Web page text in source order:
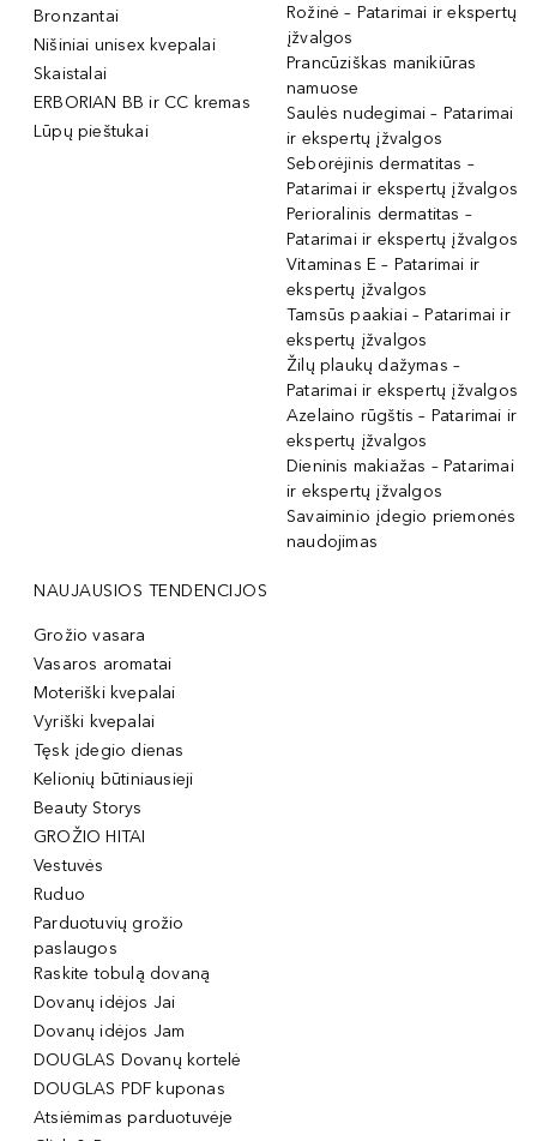
Bronzantai
Nišiniai unisex kvepalai
Skaistalai
ERBORIAN BB ir CC kremas
Lūpų pieštukai
Rožinė – Patarimai ir ekspertų
įžvalgos
Prancūziškas manikiūras
namuose
Saulės nudegimai – Patarimai
ir ekspertų įžvalgos
Seborėjinis dermatitas –
Patarimai ir ekspertų įžvalgos
Perioralinis dermatitas –
Patarimai ir ekspertų įžvalgos
Vitaminas E – Patarimai ir
ekspertų įžvalgos
Tamsūs paakiai – Patarimai ir
ekspertų įžvalgos
Žilų plaukų dažymas –
Patarimai ir ekspertų įžvalgos
Azelaino rūgštis – Patarimai ir
ekspertų įžvalgos
Dieninis makiažas – Patarimai
ir ekspertų įžvalgos
Savaiminio įdegio priemonės
naudojimas
NAUJAUSIOS TENDENCIJOS
Grožio vasara
Vasaros aromatai
Moteriški kvepalai
Vyriški kvepalai
Tęsk įdegio dienas
Kelionių būtiniausieji
Beauty Storys
GROŽIO HITAI
Vestuvės
Ruduo
Parduotuvių grožio
paslaugos
Raskite tobulą dovaną
Dovanų idėjos Jai
Dovanų idėjos Jam
DOUGLAS Dovanų kortelė
DOUGLAS PDF kuponas
Atsiėmimas parduotuvėje